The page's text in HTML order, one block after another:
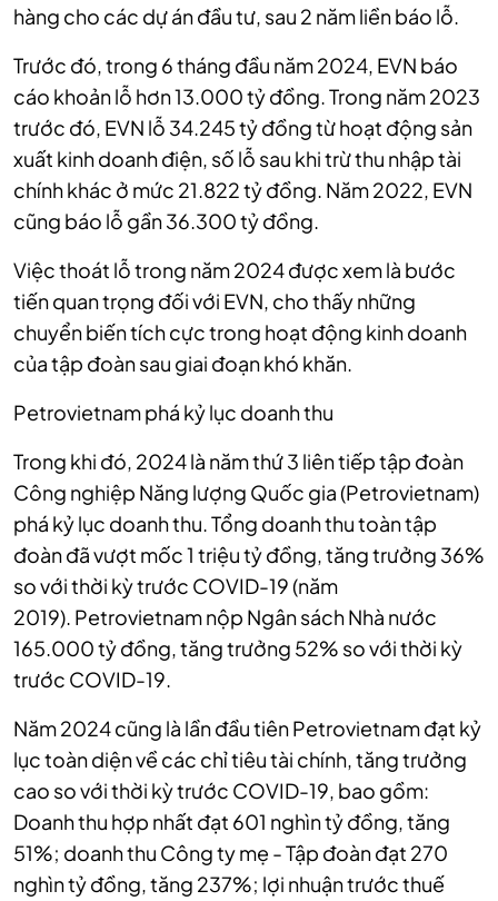
hàng cho các dự án đầu tư, sau 2 năm liền báo lỗ.
Trước đó, trong 6 tháng đầu năm 2024, EVN báo
cáo khoản lỗ hơn 13.000 tỷ đồng. Trong năm 2023
trước đó, EVN lỗ 34.245 tỷ đồng từ hoạt động sản
xuất kinh doanh điện, số lỗ sau khi trừ thu nhập tài
chính khác ở mức 21.822 tỷ đồng. Năm 2022, EVN
cũng báo lỗ gần 36.300 tỷ đồng.
Việc thoát lỗ trong năm 2024 được xem là bước
tiến quan trọng đối với EVN, cho thấy những
chuyển biến tích cực trong hoạt động kinh doanh
của tập đoàn sau giai đoạn khó khăn.
Petrovietnam phá kỷ lục doanh thu
Trong khi đó, 2024 là năm thứ 3 liên tiếp tập đoàn
Công nghiệp Năng lượng Quốc gia (Petrovietnam)
phá kỷ lục doanh thu.Tổng doanh thu toàn tập
đoàn đã vượt mốc 1 triệu tỷ đồng, tăng trưởng 36%
so với thời kỳ trước COVID-19 (năm
2019). Petrovietnam nộp Ngân sách Nhà nước
165.000 tỷ đồng, tăng trưởng 52% so với thời kỳ
trước COVID-19.
Năm 2024 cũng là lần đầu tiên Petrovietnam đạt kỷ
lục toàn diện về các chỉ tiêu tài chính, tăng trưởng
cao so với thời kỳ trước COVID-19, bao gồm:
Doanh thu hợp nhất đạt 601 nghìn tỷ đồng, tăng
51%; doanh thu Công ty mẹ - Tập đoàn đạt 270
nghìn tỷ đồng, tăng 237%; lợi nhuận trước thuế